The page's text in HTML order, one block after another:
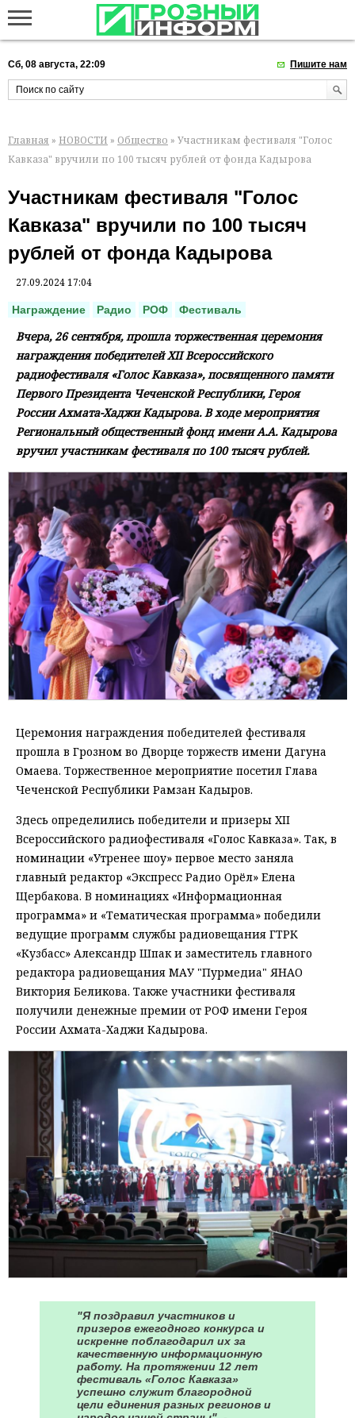
Сб, 08 августа, 22:09 Пишите нам
Главная » НОВОСТИ » Общество » Участникам фестиваля "Голос
Кавказа" вручили по 100 тысяч рублей от фонда Кадырова
Участникам фестиваля "Голос
Кавказа" вручили по 100 тысяч
рублей от фонда Кадырова
27.09.2024 17:04
Награждение Радио РОФ Фестиваль
Вчера, 26 сентября, прошла торжественная церемония
награждения победителей XII Всероссийского
радиофестиваля «Голос Кавказа», посвященного памяти
Первого Президента Чеченской Республики, Героя
России Ахмата-Хаджи Кадырова. В ходе мероприятия
Региональный общественный фонд имени А.А. Кадырова
вручил участникам фестиваля по 100 тысяч рублей.
Церемония награждения победителей фестиваля
прошла в Грозном во Дворце торжеств имени Дагуна
Омаева. Торжественное мероприятие посетил Глава
Чеченской Республики Рамзан Кадыров.
Здесь определились победители и призеры XII
Всероссийского радиофестиваля «Голос Кавказа». Так, в
номинации «Утренее шоу» первое место заняла
главный редактор «Экспресс Радио Орёл» Елена
Щербакова. В номинациях «Информационная
программа» и «Тематическая программа» победили
ведущие программ службы радиовещания ГТРК
«Кузбасс» Александр Шпак и заместитель главного
редактора радиовещания МАУ "Пурмедиа" ЯНАО
Виктория Беликова. Также участники фестиваля
получили денежные премии от РОФ имени Героя
России Ахмата-Хаджи Кадырова.
"Я поздравил участников и
призеров ежегодного конкурса и
искренне поблагодарил их за
качественную информационную
работу. На протяжении 12 лет
фестиваль «Голос Кавказа»
успешно служит благородной
цели единения разных регионов и